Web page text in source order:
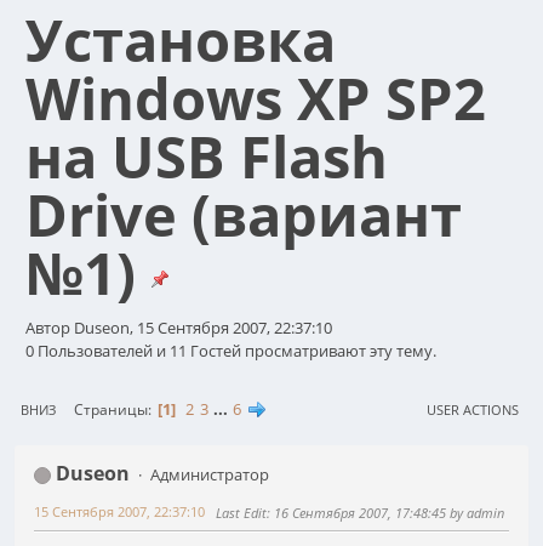
Установка
Windows XP SP2
на USB Flash
Drive (вариант
№1)
Автор Duseon, 15 Сентября 2007, 22:37:10
0 Пользователей и 11 Гостей просматривают эту тему.
ВНИЗ Страницы 1 2 3 ... 6 USER ACTIONS
Duseon Администратор
15 Сентября 2007, 22:37:10 Last Edit: 16 Сентября 2007, 17:48:45 by admin